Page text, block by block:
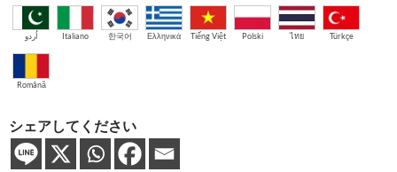
اُردو Italiano 한국어 Ελληνικά Tiếng Việt Polski ไทย Türkçe
Română
シェアしてください